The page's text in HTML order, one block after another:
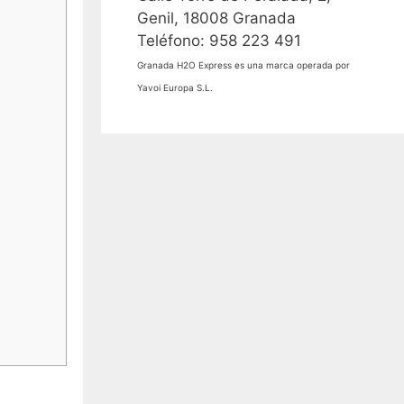
Genil, 18008 Granada
Teléfono: 958 223 491
Granada H2O Express es una marca operada por
Yavoi Europa S.L.